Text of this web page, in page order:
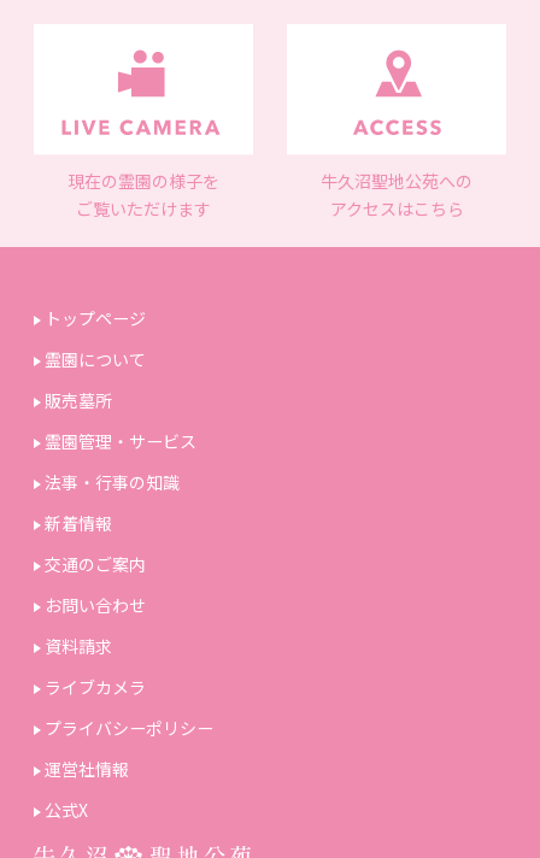
現在の霊園の様子を
ご覧いただけます
牛久沼聖地公苑への
アクセスはこちら
トップページ
霊園について
販売墓所
霊園管理・サービス
法事・行事の知識
新着情報
交通のご案内
お問い合わせ
資料請求
ライブカメラ
プライバシーポリシー
運営社情報
公式X